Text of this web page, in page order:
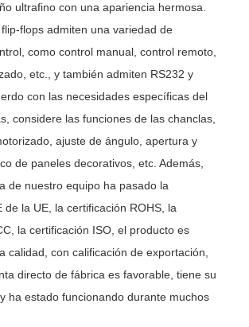
ultrafino con una apariencia hermosa.
flops admiten una variedad de
como control manual, control remoto,
etc., y también admiten RS232 y
con las necesidades específicas del
considere las funciones de las chanclas,
ajuste de ángulo, apertura y
de paneles decorativos, etc. Además,
de nuestro equipo ha pasado la
de la UE, la certificación ROHS, la
la certificación ISO, el producto es
calidad, con calificación de exportación,
directo de fábrica es favorable, tiene su
ha estado funcionando durante muchos